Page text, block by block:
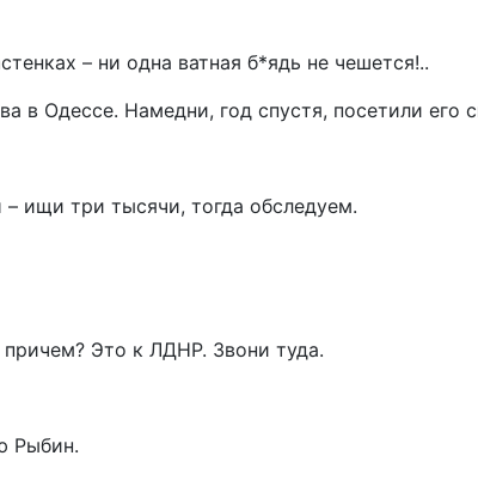
– ни одна ватная б*ядь не чешется!..
в Одессе. Намедни, год спустя, посетили его
ищи три тысячи, тогда обследуем.
Это к ЛДНР. Звони туда.
Рыбин.